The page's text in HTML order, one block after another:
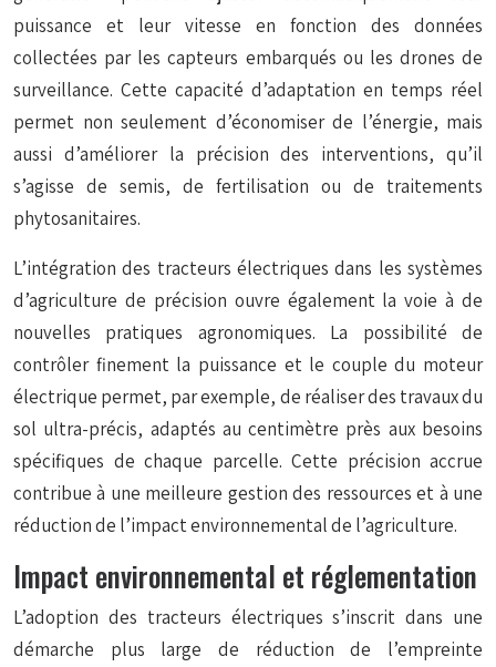
puissance et leur vitesse en fonction des données
collectées par les capteurs embarqués ou les drones de
surveillance. Cette capacité d’adaptation en temps réel
permet non seulement d’économiser de l’énergie, mais
aussi d’améliorer la précision des interventions, qu’il
s’agisse de semis, de fertilisation ou de traitements
phytosanitaires.
L’intégration des tracteurs électriques dans les systèmes
d’agriculture de précision ouvre également la voie à de
nouvelles pratiques agronomiques. La possibilité de
contrôler finement la puissance et le couple du moteur
électrique permet, par exemple, de réaliser des travaux du
sol ultra-précis, adaptés au centimètre près aux besoins
spécifiques de chaque parcelle. Cette précision accrue
contribue à une meilleure gestion des ressources et à une
réduction de l’impact environnemental de l’agriculture.
Impact environnemental et réglementation
L’adoption des tracteurs électriques s’inscrit dans une
démarche plus large de réduction de l’empreinte